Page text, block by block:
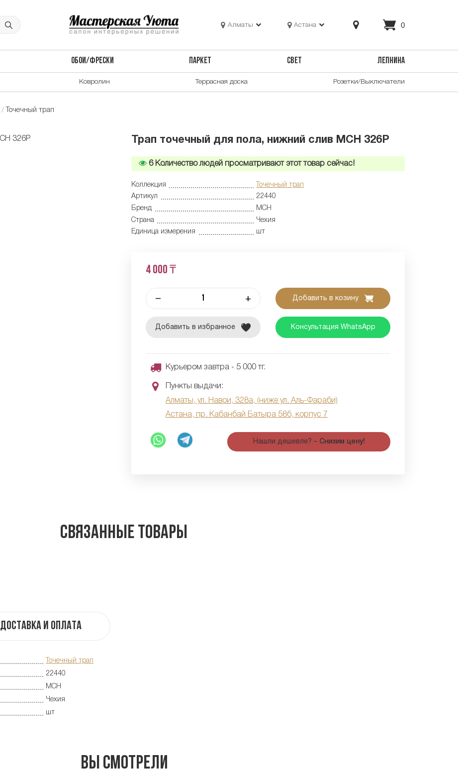
Алматы Астана 0
ОБОИ/ФРЕСКИ ПАРКЕТ СВЕТ ЛЕПНИНА
Ковролин Террасная доска Розетки/Выключатели
Точечный трап
Трап точечный для пола, нижний слив MCH 326P
6Количество людей просматривают этот товар сейчас!
Коллекция
Точечный трап
Артикул
22440
Бренд
MCH
Страна
Чехия
Единица измерения
шт
4 000 ₸
– + Добавить в козину
Добавить в избранное Консультация WhatsApp
Курьером завтра - 5 000 тг.
Пункты выдачи:
Алматы, ул. Навои, 328а, (ниже ул. Аль-Фараби)
Астана, пр. Кабанбай Батыра 58б, корпус 7
Нашли дешевле? – Снизим цену!
Связанные товары
Доставка и оплата
Точечный трап
22440
MCH
Чехия
шт
Вы смотрели